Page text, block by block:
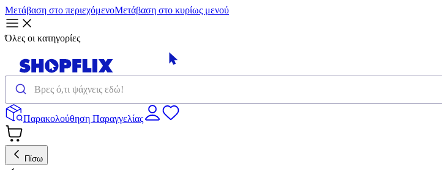
Μετάβαση στο περιεχόμενοΜετάβαση στο κυρίως μενού
Όλες οι κατηγορίες
Παρακολούθηση Παραγγελίας
Πίσω